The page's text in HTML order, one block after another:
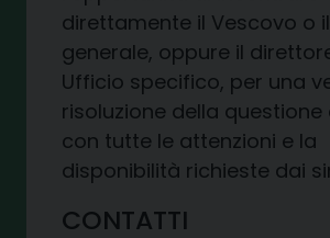
direttamente il Vescovo o
generale, oppure il
Ufficio specifico, per una
risoluzione della questione
con tutte le attenzioni e la
disponibilità richieste dai
CONTATTI